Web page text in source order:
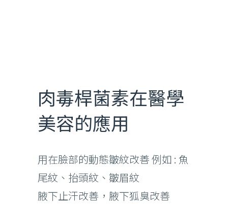
肉毒桿菌素在醫學
美容的應用
用在臉部的動態皺紋改善 例如 : 魚
尾紋、抬頭紋、皺眉紋
腋下止汗改善，腋下狐臭改善